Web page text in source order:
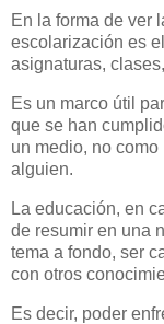
En la forma de ver
escolarización es
asignaturas,
Es un marco útil
que se han
un medio, no
alguien.
La educación, en
de resumir en una
tema a fondo, ser
con otros
Es decir, poder